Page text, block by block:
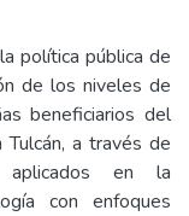
política pública de
de los niveles de
beneficiarios del
a través de
aplicados en la
con enfoques